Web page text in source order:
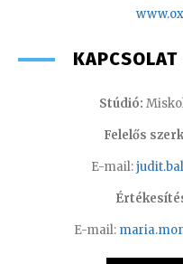
Stúdió:
Felelős
E-mail:
E-mail: